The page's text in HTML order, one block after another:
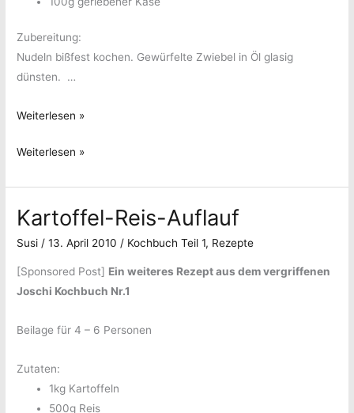
Zubereitung:
Nudeln bißfest kochen. Gewürfelte Zwiebel in Öl glasig
dünsten. …
Italienischer
Weiterlesen »
Italienischer
Weiterlesen »
Kartoffel-Reis-Auflauf
Susi /13. April 2010 / Kochbuch Teil 1, Rezepte
[Sponsored Post] Ein weiteres Rezept aus dem vergriffenen
Joschi Kochbuch Nr.1
Beilage für 4 – 6 Personen
Zutaten:
1kg Kartoffeln
500g Reis